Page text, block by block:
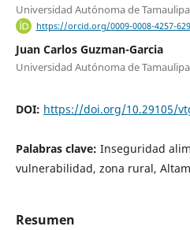
Universidad Autónoma de
https://orcid.org/0009-0008-4257-
Juan Carlos Guzman-Garcia
Universidad Autónoma de
DOI: https://doi.org/10.29105/
Palabras clave: Inseguridad
vulnerabilidad, zona rural,
Resumen